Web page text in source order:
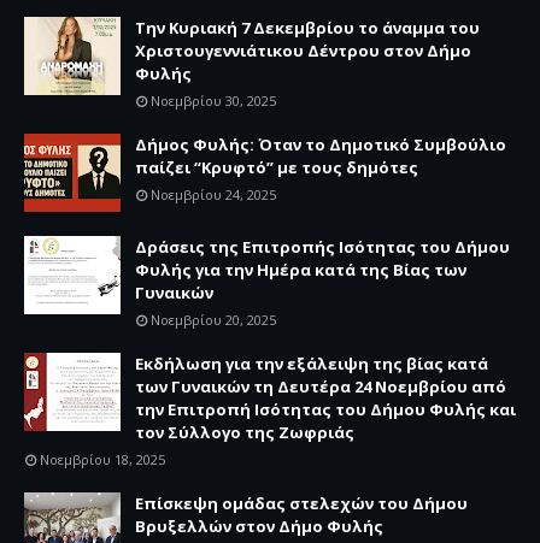
Την Κυριακή 7 Δεκεμβρίου το άναμμα του
Χριστουγεννιάτικου Δέντρου στον Δήμο
Φυλής
Νοεμβρίου 30, 2025
Δήμος Φυλής: Όταν το Δημοτικό Συμβούλιο
παίζει “Κρυφτό” με τους δημότες
Νοεμβρίου 24, 2025
Δράσεις της Επιτροπής Ισότητας του Δήμου
Φυλής για την Ημέρα κατά της Βίας των
Γυναικών
Νοεμβρίου 20, 2025
Εκδήλωση για την εξάλειψη της βίας κατά
των Γυναικών τη Δευτέρα 24 Νοεμβρίου από
την Επιτροπή Ισότητας του Δήμου Φυλής και
τον Σύλλογο της Ζωφριάς
Νοεμβρίου 18, 2025
Επίσκεψη ομάδας στελεχών του Δήμου
Βρυξελλών στον Δήμο Φυλής